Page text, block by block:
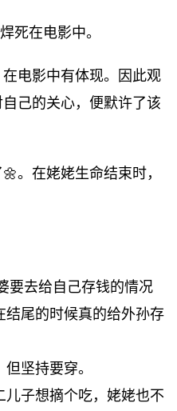
死在电影中。
电影中有体现。因此观
己的关心，便默许了该
。在姥姥生命结束时，
要去给自己存钱的情况
尾的时候真的给外孙存
坚持要穿。
子想摘个吃，姥姥也不